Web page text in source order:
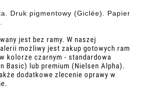
Druk pigmentowy (Giclée). Papier
jest bez ramy. W naszej
możliwy jest zakup gotowych ram
kolorze czarnym - standardowa
Basic) lub premium (Nielsen Alpha).
dodatkowe zlecenie oprawy w